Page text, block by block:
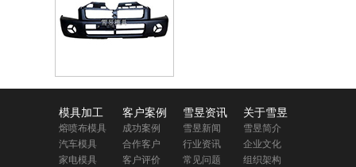
模具加工
熔喷布模具
汽车模具
家电模具
客户案例
成功案例
合作客户
客户评价
雪昱资讯
雪昱新闻
行业资讯
常见问题
关于雪昱
雪昱简介
企业文化
组织架构